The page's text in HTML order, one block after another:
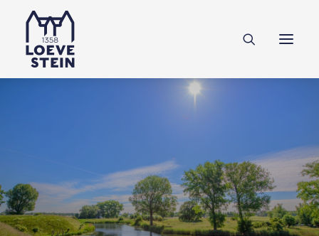
Ontdek Loevestein
Plan je bezoek
NL EN DE